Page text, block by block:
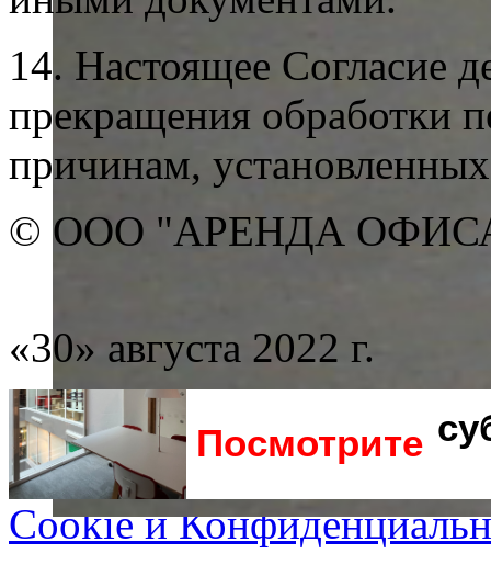
14. Настоящее Согласие
прекращения обработки
причинам,
© ООО "АРЕНДА
«30» августа 2022 г.
Посмотрите
Cookie и